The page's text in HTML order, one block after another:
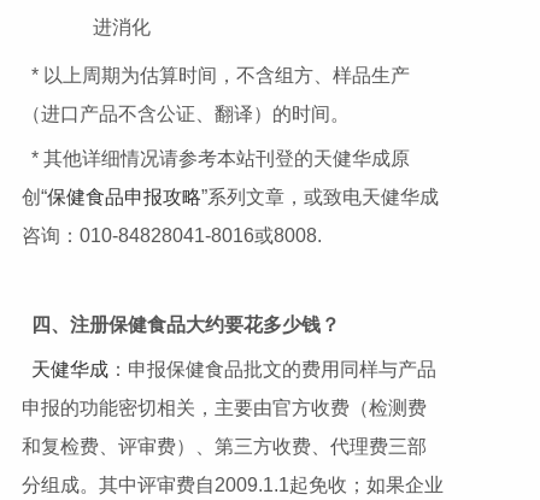
进消化
* 以上周期为估算时间，不含组方、样品生产
（进口产品不含公证、翻译）的时间。
* 其他详细情况请参考本站刊登的天健华成原
创“保健食品申报攻略”系列文章，或致电天健华成
咨询：010-84828041-8016或8008.
四、注册保健食品大约要花多少钱？
天健华成：申报保健食品批文的费用同样与产品
申报的功能密切相关，主要由官方收费（检测费
和复检费、评审费）、第三方收费、代理费三部
分组成。其中评审费自2009.1.1起免收；如果企业